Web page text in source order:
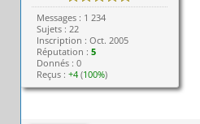
Messages : 1 234
Sujets : 22
Inscription : Oct. 2005
Réputation : 5
Donnés : 0
Reçus : +4(100%)